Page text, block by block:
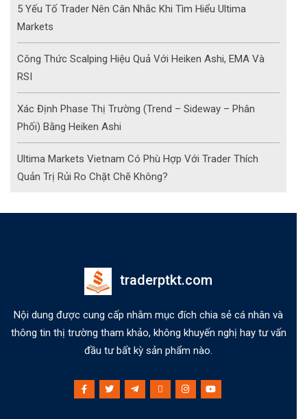
5 Yếu Tố Trader Nên Cân Nhắc Khi Tìm Hiểu Ultima
Markets
Công Thức Scalping Hiệu Quả Với Heiken Ashi, EMA Và
RSI
Xác Định Phase Thị Trường (Trend – Sideway – Phân
Phối) Bằng Heiken Ashi
Ultima Markets Vietnam Có Phù Hợp Với Trader Thích
Quản Trị Rủi Ro Chặt Chẽ Không?
traderptkt.com
Nội dung được cung cấp nhằm mục đích chia sẻ cá nhân và
thông tin thị trường tham khảo, không khuyến nghị hay tư vấn
đầu tư bất kỳ sản phẩm nào.